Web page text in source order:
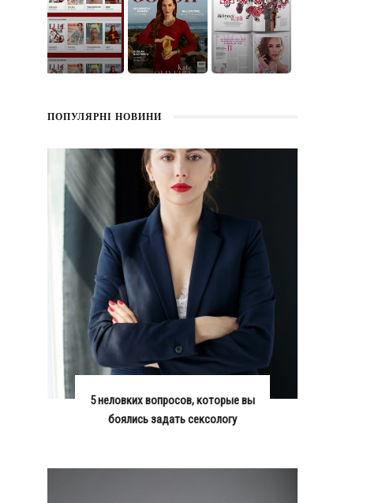
поздравления
ПОПУЛЯРНІ НОВИНИ
5 неловких вопросов, которые вы
боялись задать сексологу